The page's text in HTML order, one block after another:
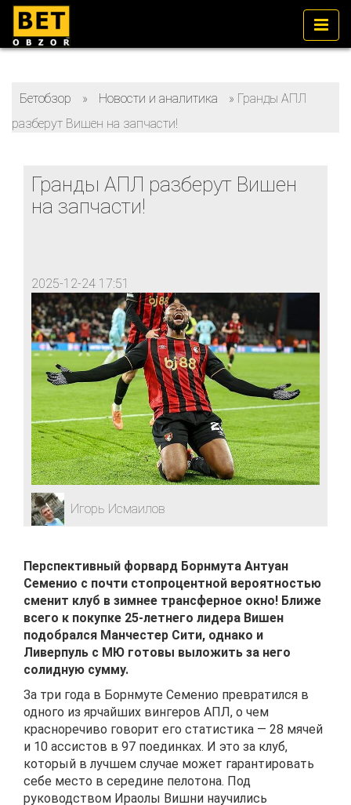
Бетобзор » Новости и аналитика » Гранды АПЛ
разберут Вишен на запчасти!
Гранды АПЛ разберут Вишен
на запчасти!
2025-12-24 17:51
Игорь Исмаилов
Перспективный форвард Борнмута Антуан
Семенио с почти стопроцентной вероятностью
сменит клуб в зимнее трансферное окно! Ближе
всего к покупке 25-летнего лидера Вишен
подобрался Манчестер Сити, однако и
Ливерпуль с МЮ готовы выложить за него
солидную сумму.
За три года в Борнмуте Семенио превратился в
одного из ярчайших вингеров АПЛ, о чем
красноречиво говорит его статистика — 28 мячей
и 10 ассистов в 97 поединках. И это за клуб,
который в лучшем случае может гарантировать
себе место в середине пелотона. Под
руководством Ираолы Вишни научились